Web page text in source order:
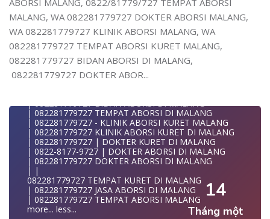
MALANG, WA 082281779727 DOKTER ABORSI MALANG,
WA 082281779727 KLINIK ABORSI MALANG, WA
082281779727 TEMPAT ABORSI KURET MALANG,
082281779727 BIDAN ABORSI DI MALANG,
082281779727 DOKTER ABOR...
| WA 082281779727 | | LOKASI ABORSI DI MALANG
| | ABORSI AMAN DI MALANG
082281
| WA 082281779727| | BIDAN PRAKTEK MALANG
| | TEMPAT ABORSI DI MALANG
| | 0822-8177-9727 KLINIK ABORSI DI MALANG
| 082281779727 TEMPAT ABORSI DI MALANG
| 082281779727 - KLINIK ABORSI KURET MALANG
| 082281779727 KLINIK ABORSI KURET DI MALANG
| 082281779727 | DOKTER KURET DI MALANG
| 0822-8177-9727 | DOKTER ABORSI DI MALANG
| 082281779727 DOKTER ABORSI DI MALANG
| |
082281779727 TEMPAT KURET DI MALANG
| 082281779727 JASA ABORSI DI MALANG
| 082281779727 TEMPAT ABORSI MALANG
more... less...
14
Tháng một